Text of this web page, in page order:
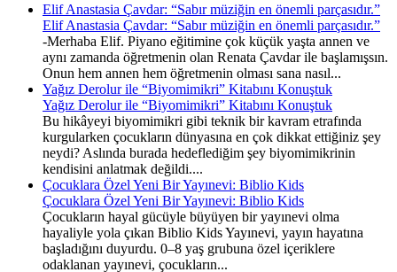
Elif Anastasia Çavdar: “Sabır müziğin en önemli parçasıdır.”
Elif Anastasia Çavdar: “Sabır müziğin en önemli parçasıdır.”
-Merhaba Elif. Piyano eğitimine çok küçük yaşta annen ve
aynı zamanda öğretmenin olan Renata Çavdar ile başlamışsın.
Onun hem annen hem öğretmenin olması sana nasıl...
Yağız Derolur ile “Biyomimikri” Kitabını Konuştuk
Yağız Derolur ile “Biyomimikri” Kitabını Konuştuk
Bu hikâyeyi biyomimikri gibi teknik bir kavram etrafında
kurgularken çocukların dünyasına en çok dikkat ettiğiniz şey
neydi? Aslında burada hedeflediğim şey biyomimikrinin
kendisini anlatmak değildi....
Çocuklara Özel Yeni Bir Yayınevi: Biblio Kids
Çocuklara Özel Yeni Bir Yayınevi: Biblio Kids
Çocukların hayal gücüyle büyüyen bir yayınevi olma
hayaliyle yola çıkan Biblio Kids Yayınevi, yayın hayatına
başladığını duyurdu. 0–8 yaş grubuna özel içeriklere
odaklanan yayınevi, çocukların...